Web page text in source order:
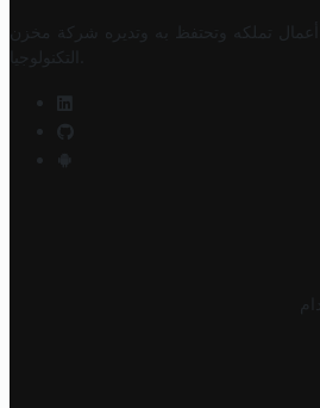
تملكه وتحتفظ به وتديره
شركة مخزن
التكنولوجيا